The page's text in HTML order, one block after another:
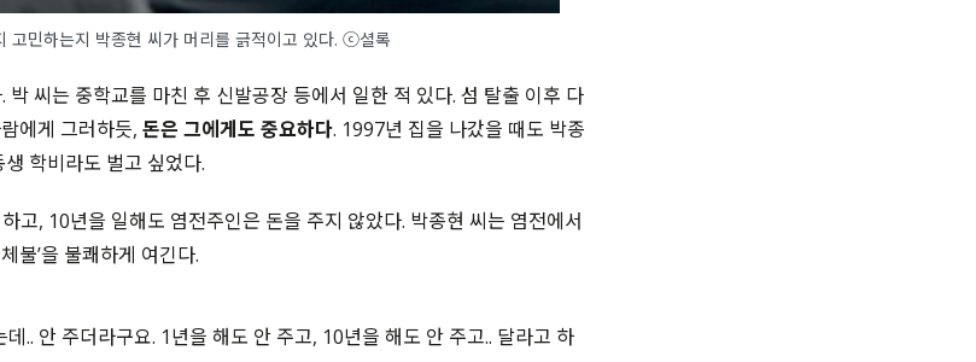
고민하는지 박종현 씨가 머리를 긁적이고 있다. ⓒ셜록
박 씨는 중학교를 마친 후 신발공장 등에서 일한 적 있다. 섬 탈출 이후 다
에게 그러하듯, 돈은 그에게도 중요하다. 1997년 집을 나갔을 때도 박종
학비라도 벌고 싶었다.
고, 10년을 일해도 염전주인은 돈을 주지 않았다. 박종현 씨는 염전에서
불’을 불쾌하게 여긴다.
.. 안 주더라구요. 1년을 해도 안 주고, 10년을 해도 안 주고.. 달라고 하